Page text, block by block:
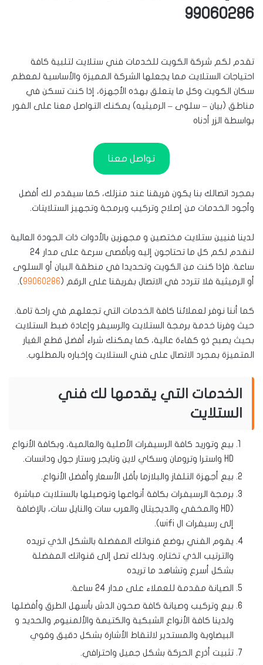
99060286
تقدم لكم شركة الكويت للخدمات فني ستلايت لتلبية كافة
احتياجات الستلايت مما يجعلها الشركة المميزة والأساسية لمعظم
سكان الكويت وكل ما يتعلق بهذه الأجهزة، إذا كنت تسكن في
مناطق (بيان – سلوى – الرميثيه) يمكنك التواصل معنا على الفور
بواسطة الزر أدناه
تواصل معنا
بمجرد اتصالك بنا يكون فريقنا عند منزلك، كما سيقدم لك أفضل
وأجود الخدمات من إصلاح وتركيب وبرمجة وتجهيز الستلايتات.
لدينا فنيين ستلايت مختصين و مجهزين بالأدوات ذات الجودة العالية
لنقدم لكم كل ما تحتاجون إليه وبأقصى سرعة على مدار 24
ساعة. فإذا كنت من الكويت وتحديدا في منطقة البيان أو السلوى
أو الرميثية فلا تتردد في الاتصال بفريقنا على الرقم (99060286
).
كما أننا نوفر لعملائنا كافة الخدمات التي تجعلهم في راحة تامة.
حيث وفرنا خدمة برمجة الستلايت والرسيفر وإعادة ضبط الستلايت
بحيث يصبح ذو كفاءة عالية، كما يمكنك شراء أفضل قطع الغيار
المتميزة بمجرد الاتصال على فني الستلايت وإخباره بالمطلوب.
الخدمات التي يقدمها لك فني
الستلايت
بيع وتوريد كافة الرسيفرات الأصلية والعالمية، وبكافة الأنواع
HD واسترا وترومان وسكاي لاين وتايجر وستار جول ودانسات.
بيع أجهزة التلفاز والبلازما بأقل الأسعار وأفضل الأنواع.
برمجة الرسيفرات بكافة أنواعها وتوصيلها بالستلايت مباشرة
(HD والمخفي والديجيتال والعرب سات والنايل سات، بالإضافة
إلى رسيفرات ال wifi).
يقوم الفني بوضع قنواتك المفضلة بالشكل الذي تريده
والترتيب الذي تختاره. وبذلك تصل إلى قنواتك المفضلة
بشكل أسرع وتشاهد ما تريده
الصيانة مقدمة للعملاء على مدار 24 ساعة.
بيع وتركيب وصيانة كافة صحون الدش بأسهل الطرق وأفضلها
ولدينا كافة الأنواع الشبكية والكتيمة والألمنيوم والحديد و
البيضاوية والمستدير لالتقاط الأشارة بشكل دقيق وقوي
تثبيت أذرع الحركة بشكل جميل واحترافي.